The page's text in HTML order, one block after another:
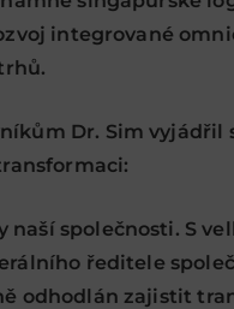
integrované
Dr. Sim vyjádřil
naší společnosti. S
ředitele
odhodlán zajistit